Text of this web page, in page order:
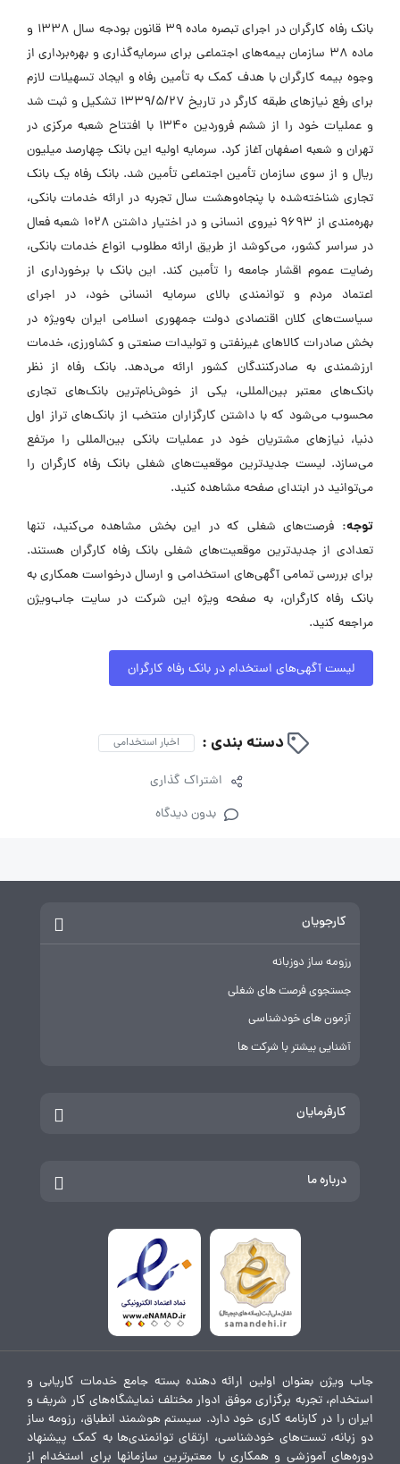
بانک رفاه کارگران در اجرای تبصره ماده 39 قانون بودجه سال 1338 و
ماده 38 سازمان بیمه‌های اجتماعی برای سرمایه‌گذاری و بهره‌برداری از
وجوه بیمه کارگران با هدف کمک به تأمین رفاه و ایجاد تسهیلات لازم
برای رفع نیازهای طبقه کارگر در تاریخ 1339/5/27 تشکیل و ثبت شد
و عملیات خود را از ششم فروردین 1340 با افتتاح شعبه مرکزی در
تهران و شعبه اصفهان آغاز کرد. سرمایه اولیه این بانک چهارصد میلیون
ریال و از سوی سازمان تأمین اجتماعی تأمین شد. بانک رفاه یک بانک
تجاری شناخته‌شده با پنجاه‌وهشت سال تجربه در ارائه خدمات بانکی،
بهره‌مندی از 9693 نیروی انسانی و در اختیار داشتن 1028 شعبه فعال
در سراسر کشور، می‌کوشد از طریق ارائه مطلوب انواع خدمات بانکی،
رضایت عموم اقشار جامعه را تأمین کند. این بانک با برخورداری از
اعتماد مردم و توانمندی بالای سرمایه انسانی خود، در اجرای
سیاست‌های کلان اقتصادی دولت جمهوری اسلامی ایران به‌ویژه در
بخش صادرات کالاهای غیرنفتی و تولیدات صنعتی و کشاورزی، خدمات
ارزشمندی به صادرکنندگان کشور ارائه می‌دهد. بانک رفاه از نظر
بانک‌های معتبر بین‌المللی، یکی از خوش‌نام‌ترین بانک‌های تجاری
محسوب می‌شود که با داشتن کارگزاران منتخب از بانک‌های تراز اول
دنیا، نیازهای مشتریان خود در عملیات بانکی بین‌المللی را مرتفع
می‌سازد. لیست جدیدترین موقعیت‌های شغلی بانک رفاه کارگران را
می‌توانید در ابتدای صفحه مشاهده کنید.
توجه: فرصت‌های شغلی که در این بخش مشاهده می‌کنید، تنها
تعدادی از جدیدترین موقعیت‌های شغلی بانک رفاه کارگران هستند.
برای بررسی تمامی آگهی‌های استخدامی و ارسال درخواست همکاری به
بانک رفاه کارگران، به صفحه ویژه این شرکت در سایت جاب‌ویژن
مراجعه کنید.
لیست آگهی‌های استخدام در بانک رفاه کارگران
دسته بندی : اخبار استخدامی
اشتراک گذاری
بدون دیدگاه
کارجویان
رزومه ساز دوزبانه
جستجوی فرصت های شغلی
آزمون های خودشناسی
آشنایی بیشتر با شرکت ها
کارفرمایان
درباره ما
جاب ویژن بعنوان اولین ارائه دهنده بسته جامع خدمات کاریابی و
استخدام، تجربه برگزاری موفق ادوار مختلف نمایشگاه‌های کار شریف و
ایران را در کارنامه کاری خود دارد. سیستم هوشمند انطباق، رزومه ساز
دو زبانه، تست‌های خودشناسی، ارتقای توانمندی‌ها به کمک پیشنهاد
دوره‌های آموزشی و همکاری با معتبرترین سازمانها برای استخدام از